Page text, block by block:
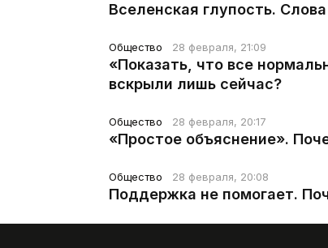
Вселенская глупость.
Общество 28 февраля, 21:09
«Показать, что все
вскрыли лишь сейчас?
Общество 28 февраля, 20:17
«Простое объяснение».
Общество 28 февраля, 20:08
Поддержка не помогает.